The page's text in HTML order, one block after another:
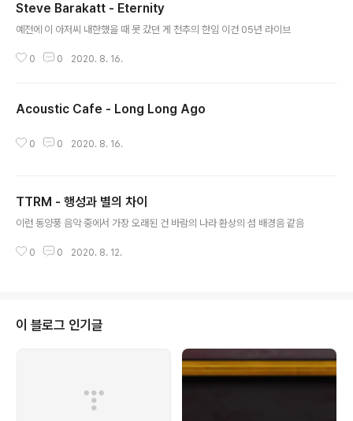
Steve Barakatt - Eternity
예전에 이 아저씨 내한했을 때 못 갔던 게 천추의 한임 이건 05년 라이브
0 0 2020. 8. 16.
Acoustic Cafe - Long Long Ago
0 0 2020. 8. 16.
TTRM - 행성과 별의 차이
이런 동양풍 음악 중에서 가장 오래된 건 바람의 나라 환상의 섬 배경음 같음
0 0 2020. 8. 12.
이 블로그 인기글